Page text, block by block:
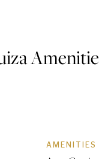
AMENITIES